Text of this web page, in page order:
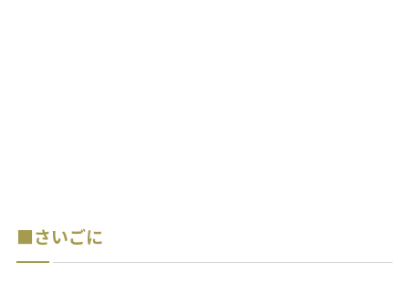
■さいごに